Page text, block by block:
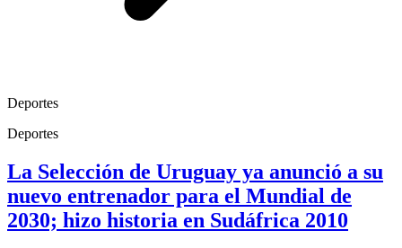
Deportes
Deportes
La Selección de Uruguay ya anunció a su
nuevo entrenador para el Mundial de
2030; hizo historia en Sudáfrica 2010